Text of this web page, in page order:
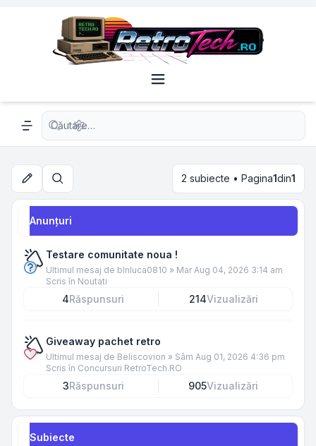
Navigation menu
Căutare avansată
Căutare 2 subiecte • Pagina1din1
Anunţuri
Testare comunitate noua !
Ultimul mesaj de blnluca0810 » Mar Aug 04, 2026 3:14 am
Scris în Noutati
4Răspunsuri 214Vizualizări
Giveaway pachet retro
Ultimul mesaj de Beliscovion » Sâm Aug 01, 2026 4:36 pm
Scris în Concursuri RetroTech.RO
3Răspunsuri 905Vizualizări
Subiecte